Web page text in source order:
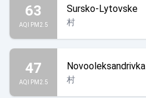
63
AQI PM2.5
Sursko-Lytovske
村
47
AQI PM2.5
Novooleksandrivka
村